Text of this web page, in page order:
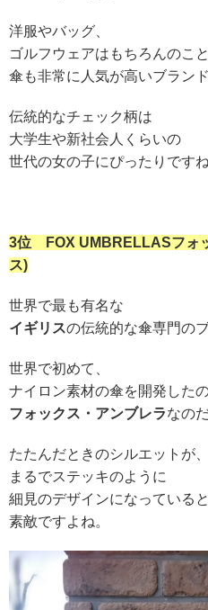
洋服やバッグ、
ゴルフウェアはもちろんのこと
傘も非常に人気が高いブランド
伝統的なチェック柄は
大学生や新社会人くらいの
世代の女の子にぴったりですね
3位 FOX UMBRELLASフォ
ス)
世界で最も有名な
イギリスの伝統的な傘専門の
世界で初めて、
ナイロン素材の傘を開発した
フォックス・アンブレラなの
たたんだときのシルエットが、
まるでステッキのように
細見のデザインになっている
素敵ですよね。